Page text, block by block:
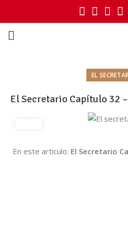
EL
El Secretario Capítulo 32
En este articulo: El Secretario